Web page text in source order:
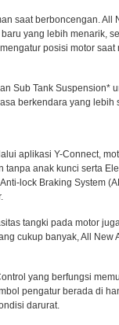
saat berboncengan. All
yang lebih menarik,
posisi motor
Sub Tank Suspension*
berkendara yang lebih
aplikasi Y-Connect,
anak kunci serta
lock Braking System
tangki pada motor
cukup banyak, All New
yang berfungsi
pengatur berada di
darurat.